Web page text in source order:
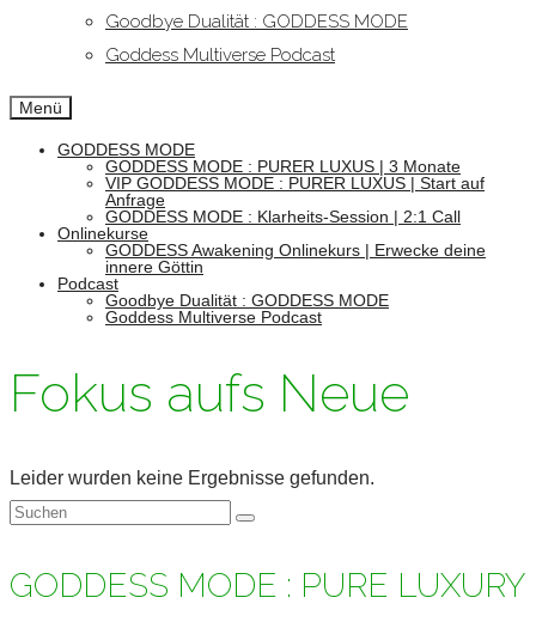
Goodbye Dualität : GODDESS MODE
Goddess Multiverse Podcast
Menü
GODDESS MODE
GODDESS MODE : PURER LUXUS | 3 Monate
VIP GODDESS MODE : PURER LUXUS | Start auf
Anfrage
GODDESS MODE : Klarheits-Session | 2:1 Call
Onlinekurse
GODDESS Awakening Onlinekurs | Erwecke deine
innere Göttin
Podcast
Goodbye Dualität : GODDESS MODE
Goddess Multiverse Podcast
Fokus aufs Neue
Leider wurden keine Ergebnisse gefunden.
Suchen
GODDESS MODE : PURE LUXURY